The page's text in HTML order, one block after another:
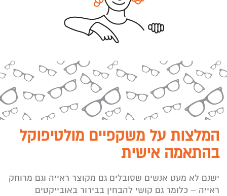
המלצות על משקפיים מולטיפוקל
בהתאמה אישית
ישנם לא מעט אנשים שסובלים גם מקוצר ראייה וגם מרוחק
ראייה – כלומר גם קושי להבחין בבירור באובייקטים